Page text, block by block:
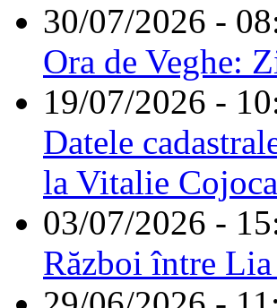
30/07/2026 -
Ora de Veghe:
19/07/2026 -
Datele
la Vitalie
03/07/2026 -
Război între